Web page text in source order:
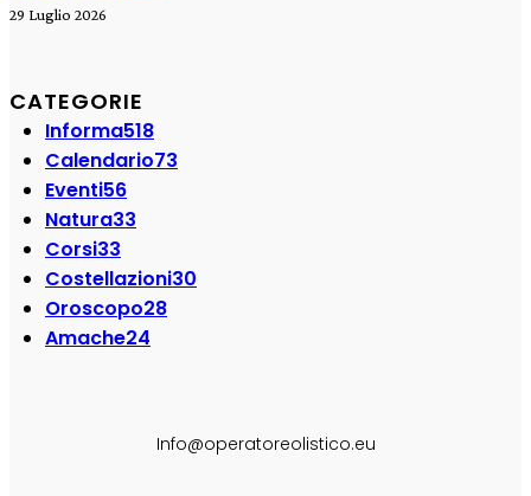
29 Luglio 2026
CATEGORIE
Informa518
Calendario73
Eventi56
Natura33
Corsi33
Costellazioni30
Oroscopo28
Amache24
Info@operatoreolistico.eu